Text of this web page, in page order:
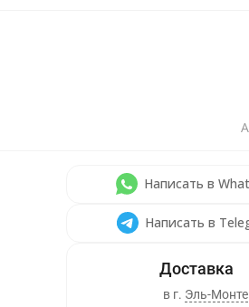
Написать в
Написать в
в г. Эль-Монте